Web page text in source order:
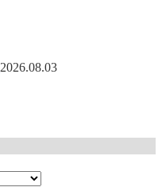
2026.08.03